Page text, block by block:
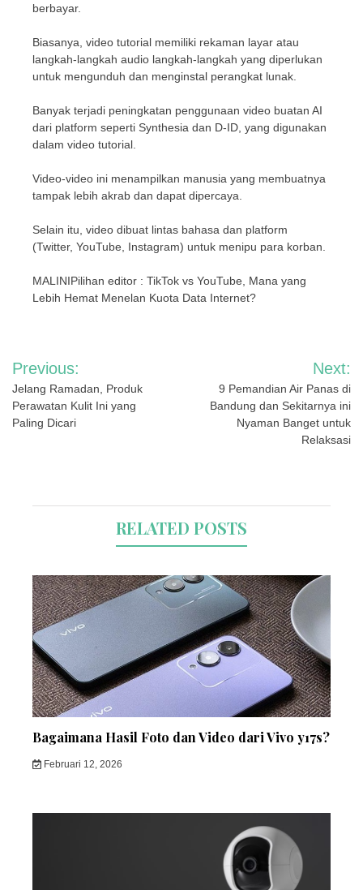
berbayar.
Biasanya, video tutorial memiliki rekaman layar atau
langkah-langkah audio langkah-langkah yang diperlukan
untuk mengunduh dan menginstal perangkat lunak.
Banyak terjadi peningkatan penggunaan video buatan AI
dari platform seperti Synthesia dan D-ID, yang digunakan
dalam video tutorial.
Video-video ini menampilkan manusia yang membuatnya
tampak lebih akrab dan dapat dipercaya.
Selain itu, video dibuat lintas bahasa dan platform
(Twitter, YouTube, Instagram) untuk menipu para korban.
MALINIPilihan editor : TikTok vs YouTube, Mana yang
Lebih Hemat Menelan Kuota Data Internet?
Navigasi
pos
Previous:
Jelang Ramadan, Produk
Perawatan Kulit Ini yang
Paling Dicari
Next:
9 Pemandian Air Panas di
Bandung dan Sekitarnya ini
Nyaman Banget untuk
Relaksasi
RELATED POSTS
Bagaimana Hasil Foto dan Video dari Vivo y17s?
Februari 12, 2026